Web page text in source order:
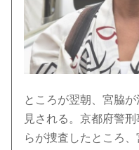
ところが翌朝、宮脇
見される。京都府警
らが捜査したところ